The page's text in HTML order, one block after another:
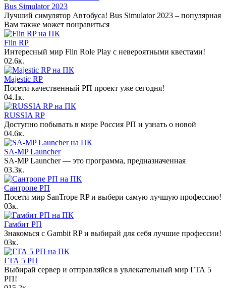
Bus Simulator 2023
Лучший симулятор Автобуса! Bus Simulator 2023 – популярная
Вам также может понравиться
Flin RP
Интересный мир Flin Role Play с невероятными квестами!
02.6к.
Majestic RP
Посети качественный РП проект уже сегодня!
04.1к.
RUSSIA RP
Доступно побывать в мире Россия РП и узнать о новой
04.6к.
SA-MP Launcher
SA-MP Launcher — это программа, предназначенная
03.3к.
Сантропе РП
Посети мир SanTrope RP и выбери самую лучшую профессию!
03к.
Гамбит РП
Знакомься с Gambit RP и выбирай для себя лучшие профессии!
03к.
ГТА 5 РП
Выбирай сервер и отправляйся в увлекательный мир ГТА 5
РП!